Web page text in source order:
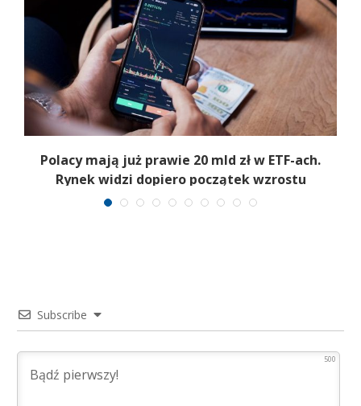
Polacy mają już prawie 20 mld zł w ETF-ach.
Rynek widzi dopiero początek wzrostu
Subscribe
500